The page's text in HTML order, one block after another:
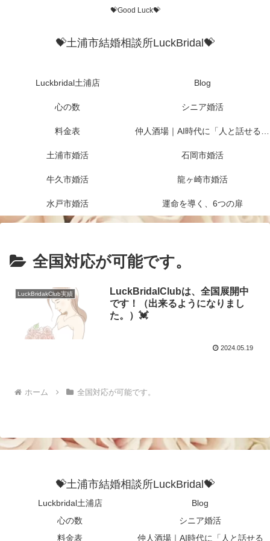
💝Good Luck💝
💝土浦市結婚相談所LuckBridal💝
Luckbridal土浦店 Blog
心の数 シニア婚活
料金表 仲人酒場｜AI時代に「人と話せる場所」を作りたかった
土浦市婚活 石岡市婚活
牛久市婚活 龍ヶ崎市婚活
水戸市婚活 運命を導く、6つの扉
全国対応が可能です。
LuckBridakClub実績
LuckBridalClubは、全国展開中
です！（出来るようになりまし
た。）💓
2024.05.19
ホーム 全国対応が可能です。
💝土浦市結婚相談所LuckBridal💝
Luckbridal土浦店
Blog
心の数
シニア婚活
料金表
仲人酒場｜AI時代に「人と話せる